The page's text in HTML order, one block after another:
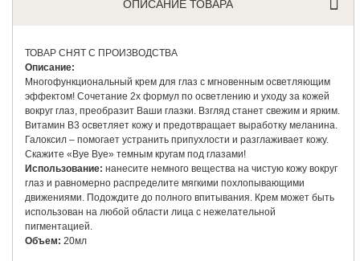
ОПИСАНИЕ ТОВАРА
ТОВАР СНЯТ С ПРОИЗВОДСТВА
Описание:
Многофункциональный крем для глаз с мгновенным осветляющим
эффектом! Сочетание 2х формул по осветлению и уходу за кожей
вокруг глаз, преобразит Ваши глазки. Взгляд станет свежим и ярким.
Витамин B3 осветляет кожу и предотвращает выработку меланина.
Галоксил – помогает устранить припухлости и разглаживает кожу.
Скажите «Bye Bye» темным кругам под глазами!
Использование: нанесите немного вещества на чистую кожу вокруг
глаз и равномерно распределите мягкими похлопывающими
движениями. Подождите до полного впитывания. Крем может быть
использован на любой области лица с нежелательной
пигментацией.
Объем: 20мл